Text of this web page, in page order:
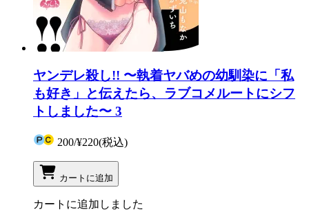
ヤンデレ殺し!! 〜執着ヤバめの幼馴染に「私
も好き」と伝えたら、ラブコメルートにシフ
トしました〜 3
200/¥220(税込)
カートに追加
カートに追加しました